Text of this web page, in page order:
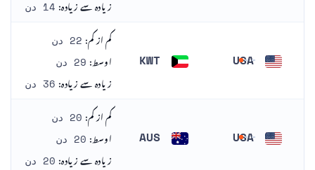
زیادہ سے زیادہ: 14 دن
USA
کم از کم: 22 دن
اوسط: 29 دن
زیادہ سے زیادہ: 36 دن
USA
کم از کم: 20 دن
اوسط: 20 دن
زیادہ سے زیادہ: 20 دن